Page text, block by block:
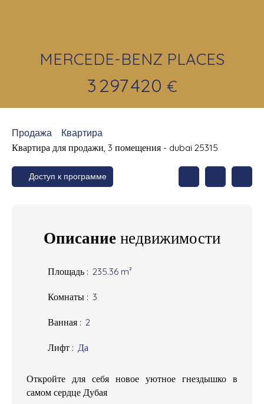
MERCEDE-BENZ PLACES
3 297 420 €
Продажа
Квартира
Квартира для продажи, 3 помещения - dubai 25315
Доступ к программе
Описание недвижимости
Площадь : 235.36 m²
Комнаты : 3
Ванная : 2
Лифт : Да
Откройте для себя новое уютное гнездышко в
самом сердце Дубая